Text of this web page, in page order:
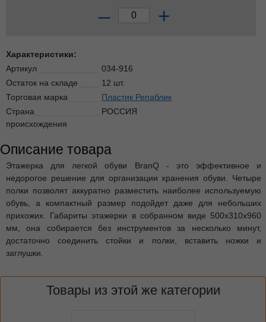
– +
Характеристики:
Артикул
034-916
Остаток на складе
12 шт.
Торговая марка
Пластик Репаблик
Страна
происхождения
РОССИЯ
Описание товара
Этажерка для легкой обуви BranQ - это эффективное и
недорогое решение для организации хранения обуви. Четыре
полки позволят аккуратно разместить наиболее используемую
обувь, а компактный размер подойдет даже для небольших
прихожих. Габариты этажерки в собранном виде 500х310х960
мм, она собирается без инструментов за несколько минут,
достаточно соединить стойки и полки, вставить ножки и
заглушки.
Товары из этой же категории